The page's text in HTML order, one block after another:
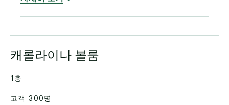
캐롤라이나 볼룸
1층
고객 300명